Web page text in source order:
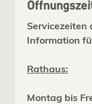
Servicezeiten
Information
Rathaus:
Montag bis